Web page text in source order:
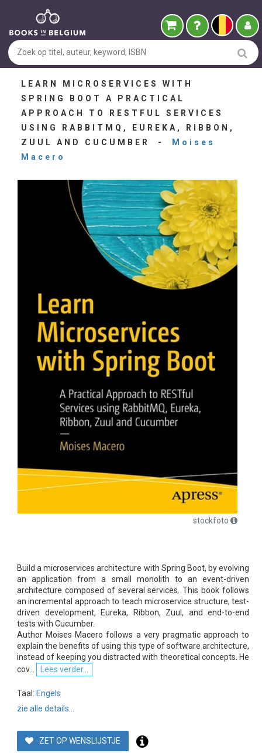
LEARN MICROSERVICES WITH
SPRING BOOT A PRACTICAL
APPROACH TO RESTFUL SERVICES
USING RABBITMQ, EUREKA, RIBBON,
ZUUL AND CUCUMBER -
Moises
Macero
stockfoto
Build a microservices architecture with Spring Boot, by evolving
an application from a small monolith to an event-driven
architecture composed of several services. This book follows
an incremental approach to teach microservice structure, test-
driven development, Eureka, Ribbon, Zuul, and end-to-end
tests with Cucumber.
Author Moises Macero follows a very pragmatic approach to
explain the benefits of using this type of software architecture,
instead of keeping you distracted with theoretical concepts. He
cov...
Lees verder...
Taal: Engels
zie alle details...
ZET OP WENSLIJSTJE